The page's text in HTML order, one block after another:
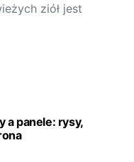
ziół jest
a panele: rysy,